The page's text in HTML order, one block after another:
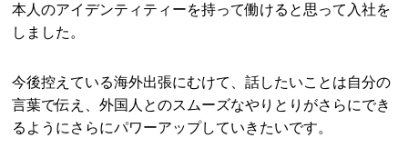
本人のアイデンティティーを持って働けると思って入社を
しました。
今後控えている海外出張にむけて、話したいことは自分の
言葉で伝え、外国人とのスムーズなやりとりがさらにでき
るようにさらにパワーアップしていきたいです。